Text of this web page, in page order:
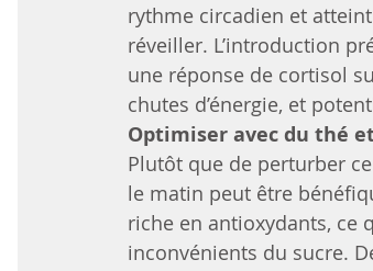
rythme circadien et
réveiller. L’introduction
une réponse de cortisol
chutes d’énergie, et
Optimiser avec du thé
Plutôt que de perturber
le matin peut être
riche en antioxydants, ce
inconvénients du sucre.